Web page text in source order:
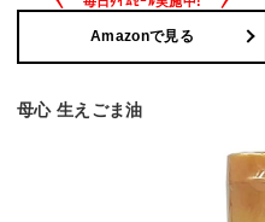
Amazonで見る
母心 生えごま油